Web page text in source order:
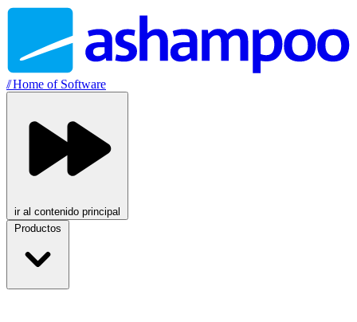
//Home of Software
ir al contenido principal
Productos